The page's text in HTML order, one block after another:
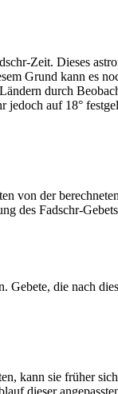
Zeit. Dieses
Grund kann es
durch
auf 18°
von der
des Fadschr-
die nach
kann sie früher